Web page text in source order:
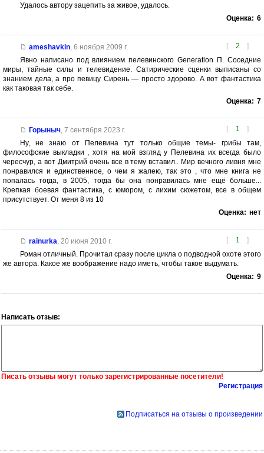
Удалось автору зацепить за живое, удалось.
Оценка: 6
[ 2 ]
ameshavkin, 6 ноября 2009 г.
Явно написано под влиянием пелевинского Generation П. Соседние
миры, тайные силы и телевидение. Сатирические сценки выписаны со
знанием дела, а про певицу Сирень — просто здорово. А вот фантастика
как таковая так себе.
Оценка: 7
[ 1 ]
Горыныч, 7 сентября 2023 г.
Ну, не знаю от Пелевина тут только общие темы- грибы там,
философские выкладки , хотя на мой взгляд у Пелевина их всегда было
чересчур, а вот Дмитрий очень все в тему вставил.. Мир вечного ливня мне
понравился и единственное, о чем я жалею, так это , что мне книга не
попалась тогда, в 2005, тогда бы она понравилась мне ещё больше...
Крепкая боевая фантастика, с юмором, с лихим сюжетом, все в общем
присутствует. От меня 8 из 10
Оценка: нет
[ 1 ]
rainurka 20 июня 2010 г.
Роман отличный. Прочитал сразу после цикла о подводной охоте этого
же автора. Какое же воображение надо иметь, чтобы такое выдумать.
Оценка: 9
Написать отзыв:
Писать отзывы могут только зарегистрированные посетители!
Регистрация
Подписаться на отзывы о произведении